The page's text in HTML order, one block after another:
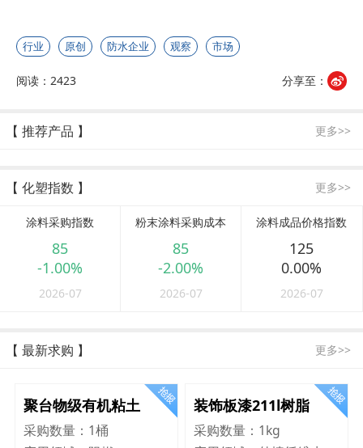
行业 原创 防水企业 观察 市场
阅读：2423 分享至：
【 推荐产品 】 更多>>
【 化塑指数 】 更多>>
涂料采购指数
85
-1.00%
2026-07
粉末涂料采购成本
85
-2.00%
2026-07
涂料成品价格指数
125
0.00%
2026-07
【 最新求购 】 更多>>
聚台物级有机粘土
采购数量： 1桶
装饰板漆211l树脂
采购数量： 1kg